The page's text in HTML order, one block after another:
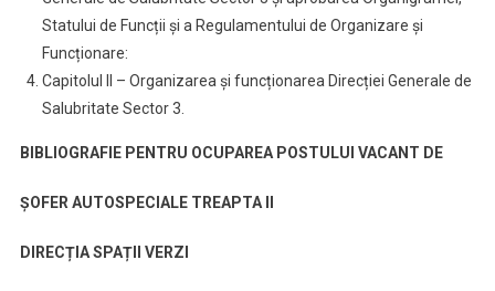
Statului de Funcții și a Regulamentului de Organizare și
Funcționare:
Capitolul II – Organizarea și funcționarea Direcției Generale de
Salubritate Sector 3.
BIBLIOGRAFIE PENTRU OCUPAREA POSTULUI VACANT DE
ȘOFER AUTOSPECIALE TREAPTA II
DIRECȚIA SPAȚII VERZI